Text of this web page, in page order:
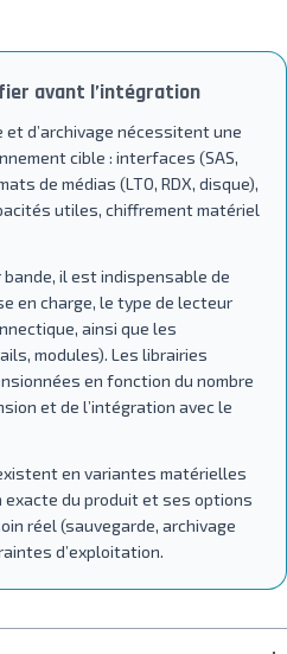
avant l’intégration
d’archivage nécessitent une
cible : interfaces (SAS,
de médias (LTO, RDX, disque),
utiles, chiffrement matériel
il est indispensable de
en charge, le type de lecteur
ainsi que les
modules). Les librairies
en fonction du nombre
et de l’intégration avec le
en variantes matérielles
exacte du produit et ses options
réel (sauvegarde, archivage
d’exploitation.